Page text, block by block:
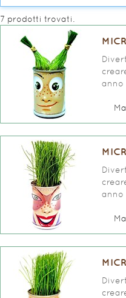
7 prodotti trovati.
anno
anno